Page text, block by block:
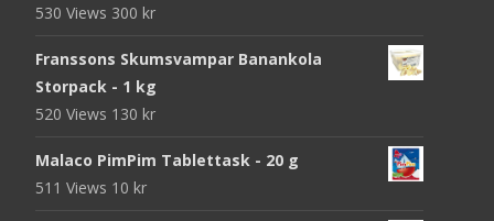
530 Views 300 kr
Franssons Skumsvampar Banankola
Storpack - 1 kg
520 Views 130 kr
Malaco PimPim Tablettask - 20 g
511 Views 10 kr